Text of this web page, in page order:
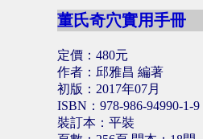
董氏奇穴實用手冊
定價：480元
作者：邱雅昌 編著
初版：2017年07月
ISBN：978-986-94990-1-9
裝訂本：平裝